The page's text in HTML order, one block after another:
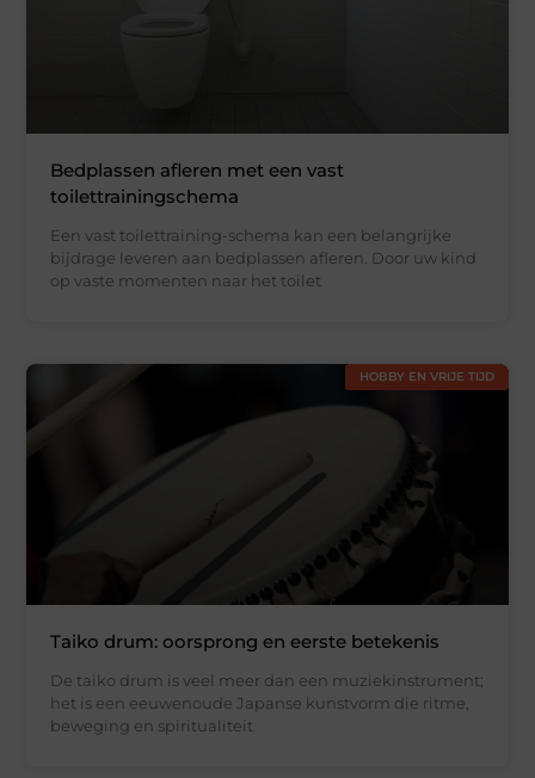
Bedplassen afleren met een vast
toilettrainingschema
Een vast toilettraining-schema kan een belangrijke
bijdrage leveren aan bedplassen afleren. Door uw kind
op vaste momenten naar het toilet
HOBBY EN VRIJE TIJD
Taiko drum: oorsprong en eerste betekenis
De taiko drum is veel meer dan een muziekinstrument;
het is een eeuwenoude Japanse kunstvorm die ritme,
beweging en spiritualiteit